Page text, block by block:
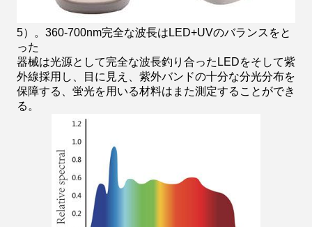
5）。360-700nm完全な波長はLED+UVのバランスをと
った
器械は光源として完全な波長釣り合ったLEDをそして紫
外線採用し、目に見え、紫外バンドの十分な分光分布を
保障する、蛍光を用いる材料はまた測定することができ
る。